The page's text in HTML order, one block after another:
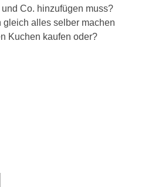
Co. hinzufügen muss?
gleich alles selber machen
Kuchen kaufen oder?